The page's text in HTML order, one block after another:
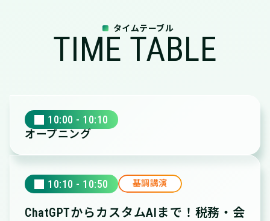
タイムテーブル
TIME TABLE
10:00 - 10:10
オープニング
10:10 - 10:50 基調講演
ChatGPTからカスタムAIまで！ 税務・会